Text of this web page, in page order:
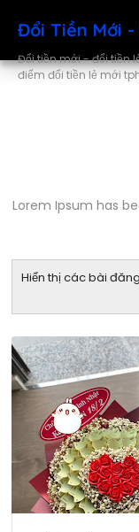
Đổi Tiền Mới
Đổi tiền mới - đổi tiền
điểm đổi tiền lẻ mới
Lorem Ipsum has
Hiển thị các bài